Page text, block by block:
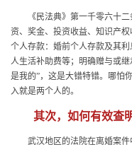
《民法典》第一千零六十
资、奖金、投资收益、知识产
个人存款：婚前个人存款及其
人生活补助费等；明确赠与或
是我的”，这是大错特错。哪怕
入就是两个人的。
其次，如何有效查
武汉地区的法院在离婚案